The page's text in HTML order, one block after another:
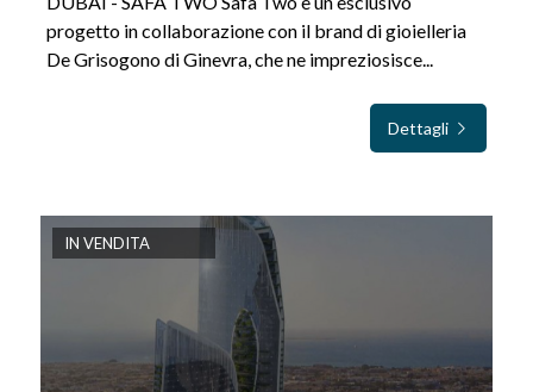
progetto in collaborazione con il brand di gioielleria
De Grisogono di Ginevra, che ne impreziosisce...
Dettagli
IN VENDITA